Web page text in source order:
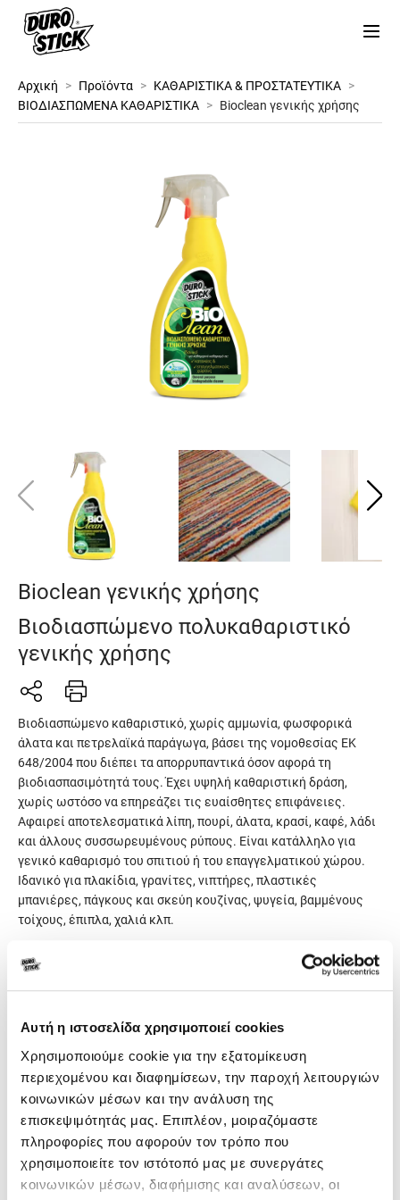
Αυτή η ιστοσελίδα χρησιμοποιεί cookies
Χρησιμοποιούμε cookie για την εξατομίκευση
περιεχομένου και διαφημίσεων, την παροχή λειτουργιών
κοινωνικών μέσων και την ανάλυση της
επισκεψιμότητάς μας. Επιπλέον, μοιραζόμαστε
πληροφορίες που αφορούν τον τρόπο που
χρησιμοποιείτε τον ιστότοπό μας με συνεργάτες
κοινωνικών μέσων, διαφήμισης και αναλύσεων, οι
Αρχική > Προϊόντα > ΚΑΘΑΡΙΣΤΙΚΑ & ΠΡΟΣΤΑΤΕΥΤΙΚΑ >
ΒΙΟΔΙΑΣΠΩΜΕΝΑ ΚΑΘΑΡΙΣΤΙΚΑ > Bioclean γενικής χρήσης
Bioclean γενικής χρήσης
Βιοδιασπώμενο πολυκαθαριστικό
γενικής χρήσης
Βιοδιασπώμενο καθαριστικό, χωρίς αμμωνία, φωσφορικά
άλατα και πετρελαϊκά παράγωγα, βάσει της νομοθεσίας ΕΚ
648/2004 που διέπει τα απορρυπαντικά όσον αφορά τη
βιοδιασπασιμότητά τους. Έχει υψηλή καθαριστική δράση,
χωρίς ωστόσο να επηρεάζει τις ευαίσθητες επιφάνειες.
Αφαιρεί αποτελεσματικά λίπη, πουρί, άλατα, κρασί, καφέ, λάδι
και άλλους συσσωρευμένους ρύπους. Είναι κατάλληλο για
γενικό καθαρισμό του σπιτιού ή του επαγγελματικού χώρου.
Ιδανικό για πλακίδια, γρανίτες, νιπτήρες, πλαστικές
μπανιέρες, πάγκους και σκεύη κουζίνας, ψυγεία, βαμμένους
τοίχους, έπιπλα, χαλιά κλπ.
Γενικά χαρακτηριστικά
Κατανάλωση
1lt/12-14m² επιφάνειας.
Για καθημερινή φροντίδα:
Προτείνεται η προσθήκη
50ml ΒΙΟCLEAN ανά 1lt
vερού καθαρισμού ή
σφουγγαρίσματος.